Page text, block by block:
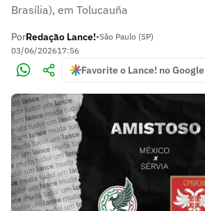
Brasília), em Tolucauña
PorRedação Lance!•São Paulo (SP)
03/06/202617:56
Favorite o Lance! no Google